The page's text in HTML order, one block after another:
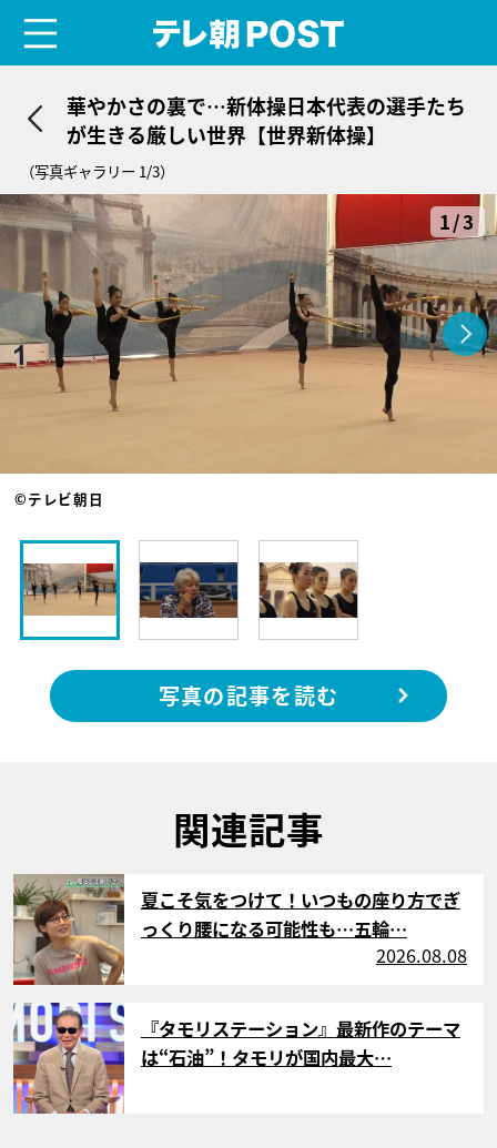
華やかさの裏で…新体操日本代表の選手たち
が生きる厳しい世界【世界新体操】
（写真ギャラリー 1/3）
1/3
©テレビ朝日
写真の記事を読む
関連記事
サムネイル
夏こそ気をつけて！いつもの座り方でぎ
っくり腰になる可能性も…五輪…
2026.08.08
サムネイル
『タモリステーション』最新作のテーマ
は“石油”！タモリが国内最大…